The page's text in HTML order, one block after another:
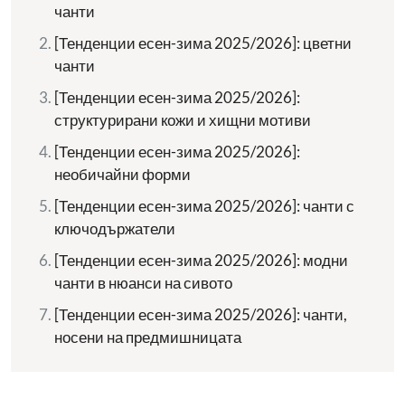
чанти
[Тенденции есен-зима 2025/2026]: цветни
чанти
[Тенденции есен-зима 2025/2026]:
структурирани кожи и хищни мотиви
[Тенденции есен-зима 2025/2026]:
необичайни форми
[Тенденции есен-зима 2025/2026]: чанти с
ключодържатели
[Тенденции есен-зима 2025/2026]: модни
чанти в нюанси на сивото
[Тенденции есен-зима 2025/2026]: чанти,
носени на предмишницата